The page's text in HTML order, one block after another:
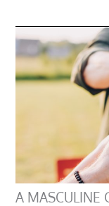
A MASCULINE